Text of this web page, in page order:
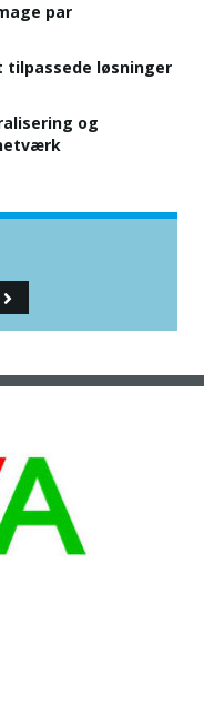
par
tilpassede løsninger
og